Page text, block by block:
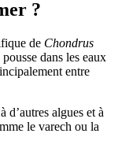
?
de Chondrus
dans les eaux
entre
d’autres algues et à
le varech ou la